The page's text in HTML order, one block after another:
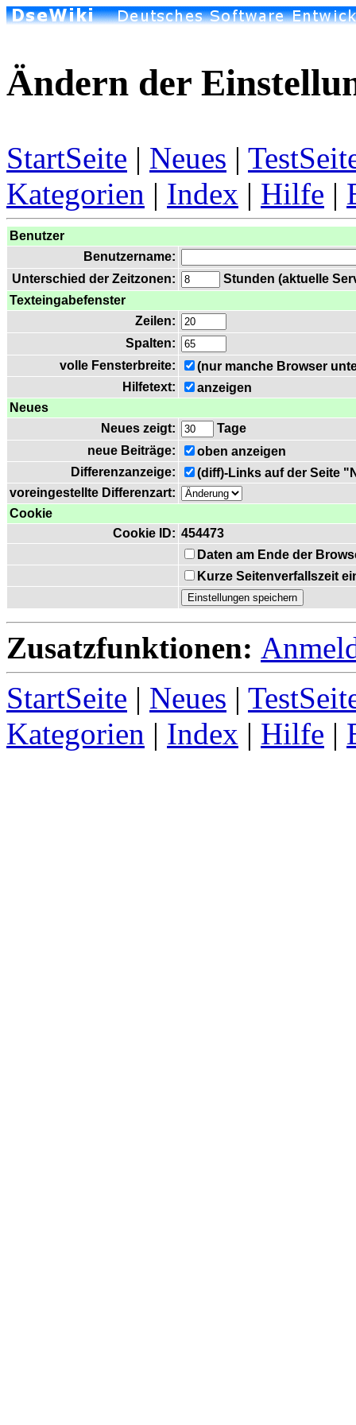
Ändern der
StartSeite | Neues |
Kategorien | Index | Hilfe |
Benutzer
Benutzername:
Unterschied der Zeitzonen:
Stunden (aktuelle
Texteingabefenster
Zeilen:
Spalten:
volle Fensterbreite:
(nur manche Browser
Hilfetext:
anzeigen
Neues
Neues zeigt:
Tage
neue Beiträge:
oben anzeigen
Differenzanzeige:
(diff)-Links auf der Seite
voreingestellte Differenzart:
Cookie
Cookie ID: 454473
Daten am Ende der
Kurze Seitenverfallszeit
Zusatzfunktionen:
StartSeite | Neues |
Kategorien | Index | Hilfe |